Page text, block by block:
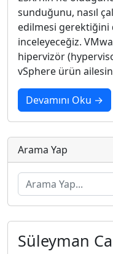
sunduğunu, nasıl
edilmesi gerektiğini
inceleyeceğiz.
hipervizör
vSphere ürün
Devamını Oku →
Arama Yap
Süleyman